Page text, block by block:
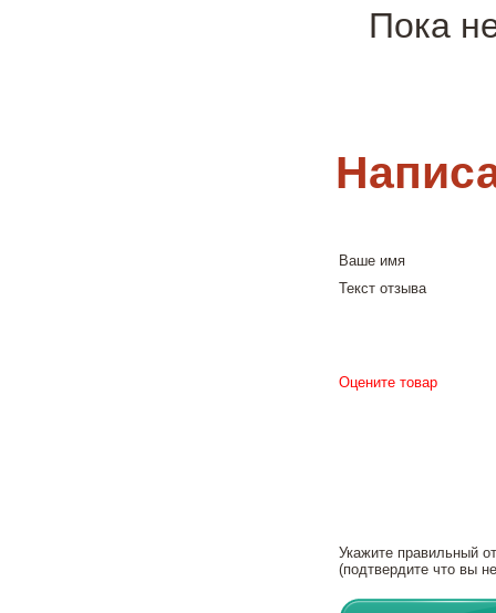
Пока
Ваше имя
Текст отзыва
Оцените товар
Укажите правильный
(подтвердите что вы